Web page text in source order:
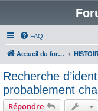
FAQ
Accueil du forum
Recherche
probablement
Répondre